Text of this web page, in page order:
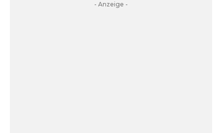
- Anzeige -